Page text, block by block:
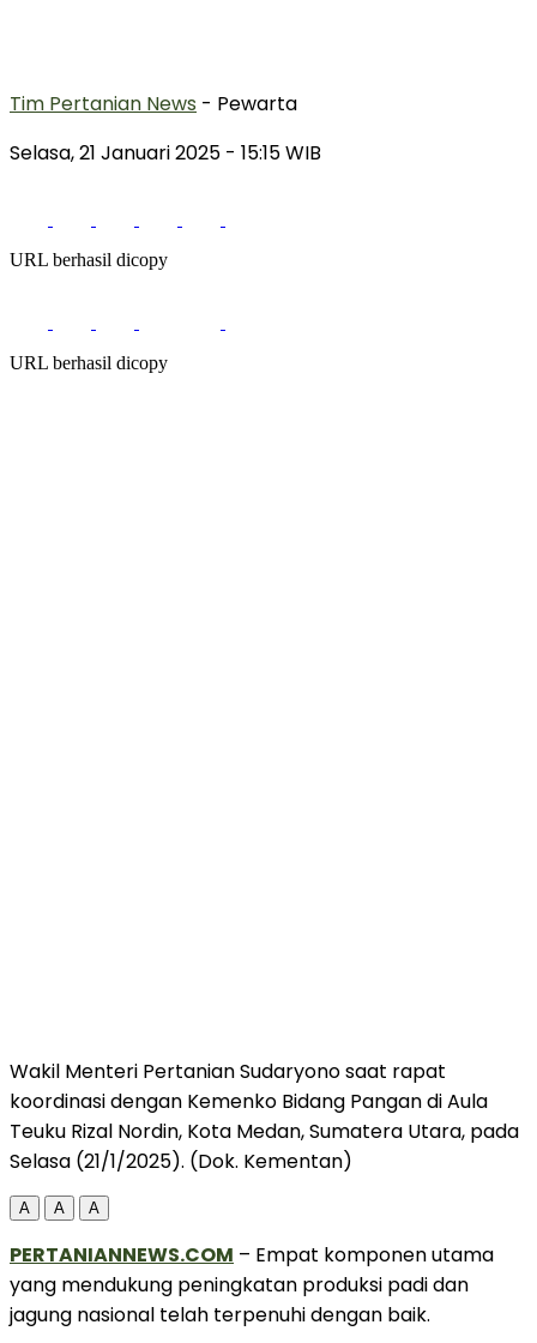
Tim Pertanian News - Pewarta
Selasa, 21 Januari 2025 - 15:15 WIB
URL berhasil dicopy
URL berhasil dicopy
Wakil Menteri Pertanian Sudaryono saat rapat
koordinasi dengan Kemenko Bidang Pangan di Aula
Teuku Rizal Nordin, Kota Medan, Sumatera Utara, pada
Selasa (21/1/2025). (Dok. Kementan)
A A A
PERTANIANNEWS.COM – Empat komponen utama
yang mendukung peningkatan produksi padi dan
jagung nasional telah terpenuhi dengan baik.